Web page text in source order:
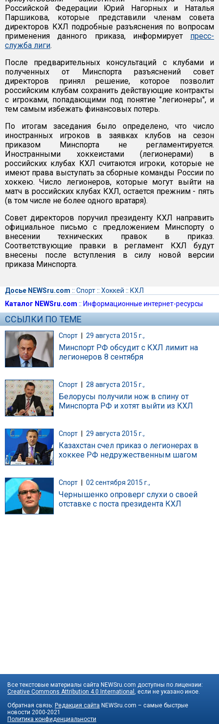
Российской Федерации Юрий Нагорных и Наталья
Паршикова, которые представили членам совета
директоров КХЛ подробные разъяснения по вопросам
применения данного приказа, информирует пресс-
служба лиги.
После предварительных консультаций с клубами и
полученных от Минспорта разъяснений совет
директоров принял решение, которое позволит
российским клубам сохранить действующие контракты
с игроками, попадающими под понятие "легионеры", и
тем самым избежать финансовых потерь.
По итогам заседания было определено, что число
иностранных игроков в заявках клубов на сезон
приказом Минспорта не регламентируется.
Иностранными хоккеистами (легионерами) в
российских клубах КХЛ считаются игроки, которые не
имеют права выступать за сборные команды России по
хоккею. Число легионеров, которые могут выйти на
матч в российских клубах КХЛ, остается прежним - пять
(в том числе не более одного вратаря).
Совет директоров поручил президенту КХЛ направить
официальное письмо с предложением Минспорту о
внесении технических правок в приказ.
Соответствующие правки в регламент КХЛ будут
внесены после вступления в силу новой версии
приказа Минспорта.
Досье NEWSru.com :: Спорт:: Хоккей :: КХЛ
Каталог NEWSru.com :: Информационные интернет-ресурсы
ССЫЛКИ ПО ТЕМЕ
Спорт | 29 августа 2015 г.,
Минспорт РФ обсудит с КХЛ лимит на
легионеров 8 сентября
Спорт 28 августа 2015 г.,
Белорусы получили нож в спину от
Минспорта РФ и хотят выйти из КХЛ
Спорт 29 августа 2015 г.,
Казахстан счел приказ о легионерах в
хоккее РФ недружественным шагом
Спорт 02 сентября 2015 г.,
Чернышенко опроверг слухи о своей
отставке с поста президента КХЛ
Все текстовые материалы сайта NEWSru.com доступны по лицензии:
Creative Commons Attribution 4.0 International
, если не указано иное.
Обратная связь: Редакция сайта NEWSru.com – самые быстрые
новости 2000-2021
Политика конфиденциальности